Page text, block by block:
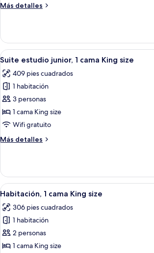
cama
Más detalles
Más
Deluxe,
cama
size
Abrir
todas
las
fotos
de
Suite
estudio
1
size
Una sala de
6
Suite estudio junior, 1 cama King size
409 pies cuadrados
1 habitación
3 personas
1 cama King size
Wifi gratuito
Más detalles
Más
estudio
junior,
1
King
size
Abrir
todas
las
fotos
de
Habitación,
Una
6
Habitación, 1 cama King size
306 pies cuadrados
1 habitación
2 personas
1 cama King size